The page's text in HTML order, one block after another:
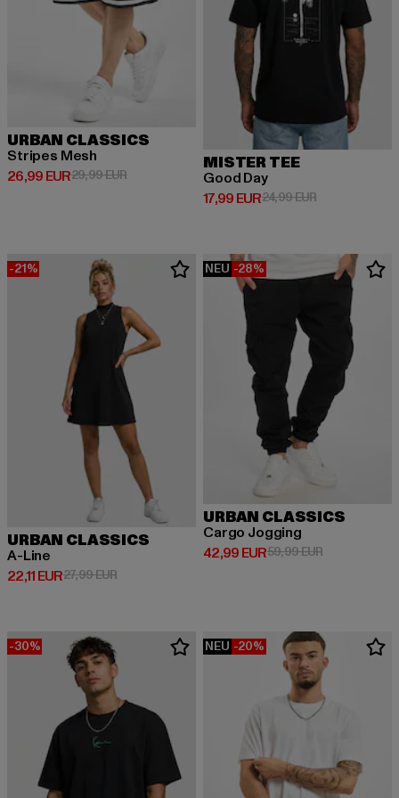
URBAN CLASSICS
Stripes Mesh
26,99 EUR
Derzeitiger Preis: 26,99 EUR
29,99 EURAktionspreis: 29,99 EUR
MISTER TEE
Good Day
17,99 EUR
Derzeitiger Preis: 17,99 EUR
24,99 EURAktionspreis:
-21%
URBAN CLASSICS
A-Line
22,11 EUR
Derzeitiger Preis: 22,11 EUR
27,99 EURAktionspreis: 27,99 EUR
NEU -28%
URBAN CLASSICS
Cargo Jogging
42,99 EUR
Derzeitiger Preis: 42,99 EUR
59,99 EURAktionspreis:
-30% NEU -20%